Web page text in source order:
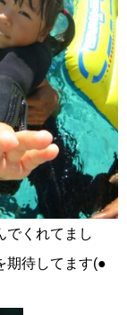
でくれてまし
期待してます(●